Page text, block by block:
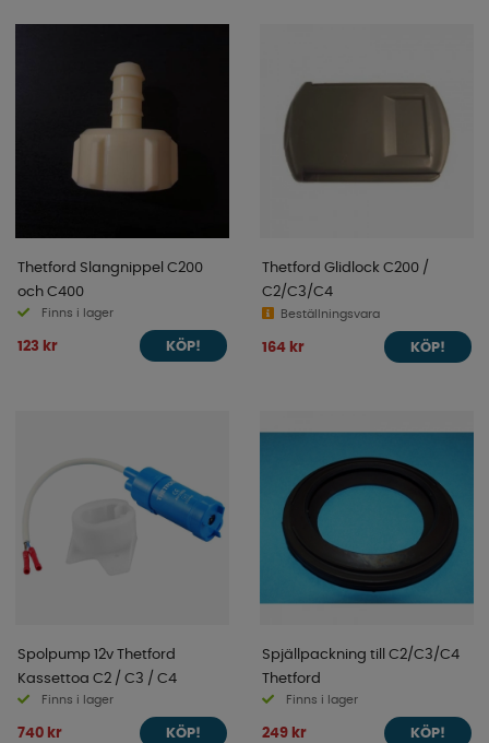
Thetford Slangnippel C200
och C400
Finns i lager
123 kr KÖP!
Thetford Glidlock C200 /
C2/C3/C4
Beställningsvara
164 kr KÖP!
Spolpump 12v Thetford
Kassettoa C2 / C3 / C4
Finns i lager
740 kr KÖP!
Spjällpackning till C2/C3/C4
Thetford
Finns i lager
249 kr KÖP!